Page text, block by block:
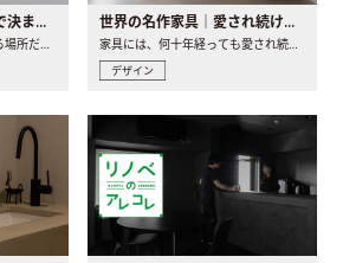
キッチンはレイアウトで決まる。後悔しないための考え方と選び方 世界の名作家具｜愛され続ける理由と一生モノとの出会い方
デザイン